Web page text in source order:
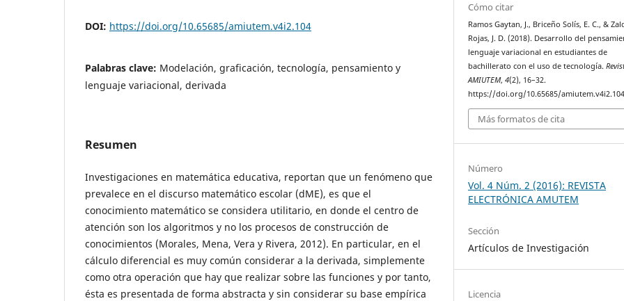
DOI: https://doi.org/10.65685/amiutem.v4i2.104
Palabras clave: Modelación, graficación, tecnología, pensamiento y
lenguaje variacional, derivada
Resumen
Investigaciones en matemática educativa, reportan que un fenómeno que
prevalece en el discurso matemático escolar (dME), es que el
conocimiento matemático se considera utilitario, en donde el centro de
atención son los algoritmos y no los procesos de construcción de
conocimientos (Morales, Mena, Vera y Rivera, 2012). En particular, en el
cálculo diferencial es muy común considerar a la derivada, simplemente
como otra operación que hay que realizar sobre las funciones y por tanto,
ésta es presentada de forma abstracta y sin considerar su base empírica
Cómo citar
Ramos Gaytan, J., Briceño Solís, E. C., &
Rojas, J. D. (2018). Desarrollo del
lenguaje variacional en estudiantes de
bachillerato con el uso de tecnología.
AMIUTEM,4(2), 16–32.
https://doi.org/10.65685/amiutem.v4i2.104
Más formatos de cita
Número
Vol. 4 Núm. 2 (2016): REVISTA
ELECTRÓNICA AMUTEM
Sección
Artículos de Investigación
Licencia